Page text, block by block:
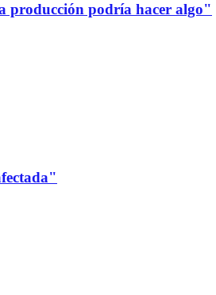
producción podría hacer algo"